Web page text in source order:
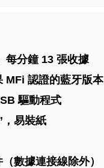
每分鐘 13 張收據
MFi 認證的藍牙版本
驅動程式
，易裝紙
數據連接線除外）